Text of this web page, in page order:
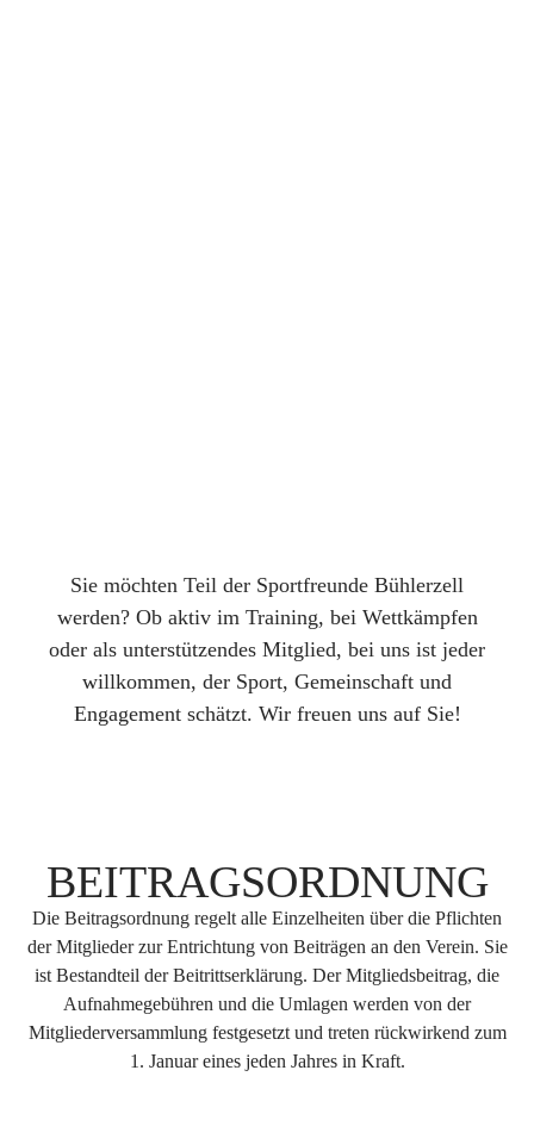
Sie möchten Teil der Sportfreunde Bühlerzell
werden? Ob aktiv im Training, bei Wettkämpfen
oder als unterstützendes Mitglied, bei uns ist jeder
willkommen, der Sport, Gemeinschaft und
Engagement schätzt. Wir freuen uns auf Sie!
BEITRAGSORDNUNG
Die Beitragsordnung regelt alle Einzelheiten über die Pflichten
der Mitglieder zur Entrichtung von Beiträgen an den Verein. Sie
ist Bestandteil der Beitrittserklärung. Der Mitgliedsbeitrag, die
Aufnahmegebühren und die Umlagen werden von der
Mitgliederversammlung festgesetzt und treten rückwirkend zum
1. Januar eines jeden Jahres in Kraft.